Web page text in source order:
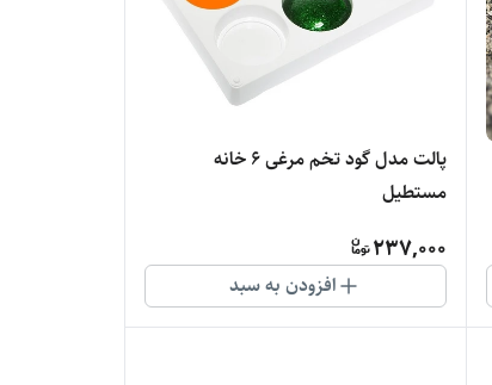
پالت مدل گود تخم مرغی 6 خانه
مستطیل
237,000
افزودن به سبد